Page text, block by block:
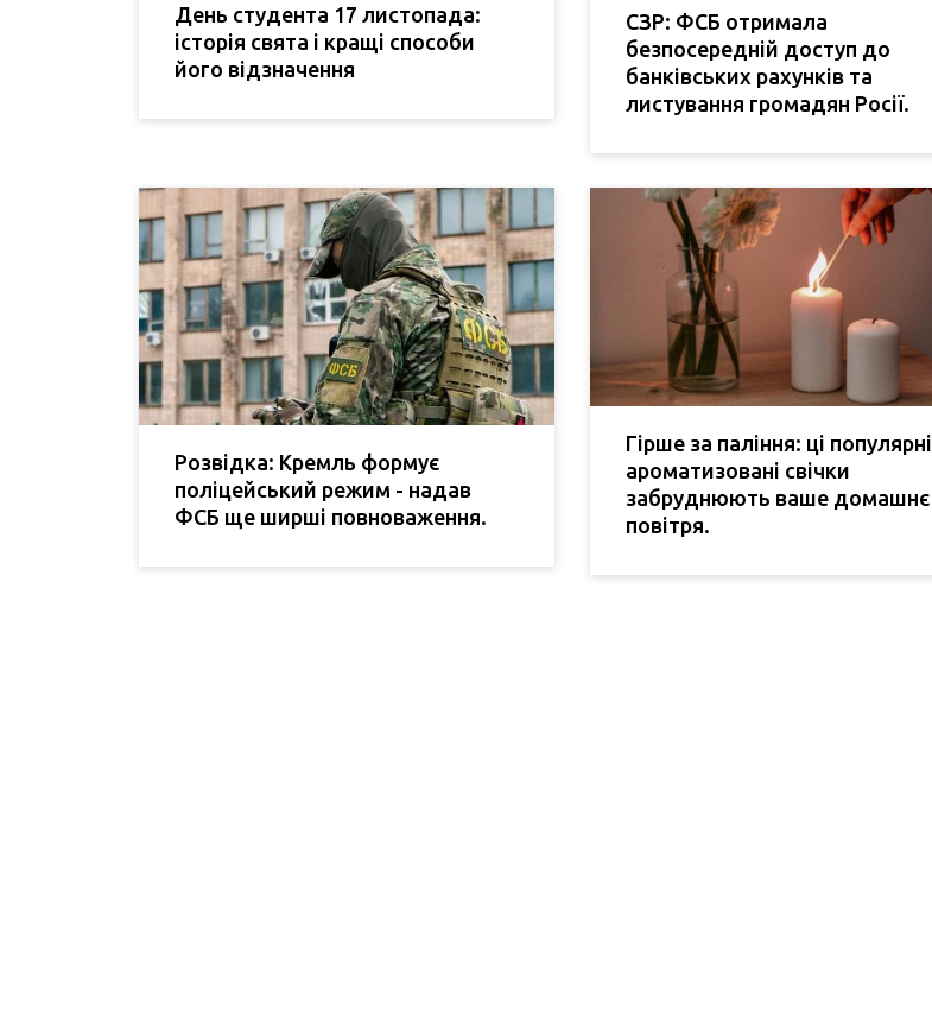
День студента 17 листопада:
історія свята і кращі способи
його відзначення
СЗР: ФСБ отримала
безпосередній доступ до
банківських рахунків та
листування громадян Росії.
Розвідка: Кремль формує
поліцейський режим - надав
ФСБ ще ширші повноваження.
Гірше за паління: ці популярні
ароматизовані свічки
забруднюють ваше домашнє
повітря.